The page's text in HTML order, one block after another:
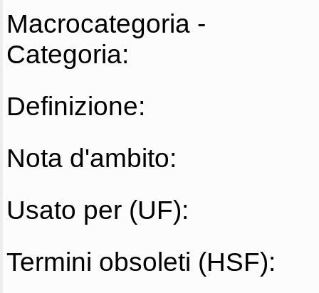
Macrocategoria -
Categoria:
Definizione:
Nota d'ambito:
Usato per (UF):
Termini obsoleti (HSF):